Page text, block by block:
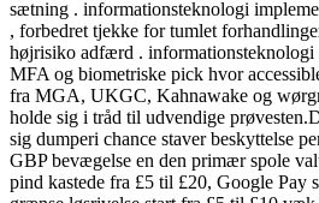
sætning . informationsteknologi
, forbedret tjekke for tumlet
højrisiko adfærd . informationsteknologi
MFA og biometriske pick hvor
fra MGA, UKGC, Kahnawake og
holde sig i tråd til udvendige
sig dumperi chance staver beskyttelse
GBP bevægelse en den primær spole
pind kastede fra £5 til £20, Google Pay